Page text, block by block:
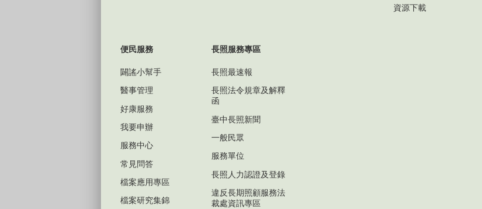
資源下載
便民服務
闢謠小幫手
醫事管理
好康服務
我要申辦
服務中心
常見問答
檔案應用專區
檔案研究集錦
長照服務專區
長照最速報
長照法令規章及解釋
函
臺中長照新聞
一般民眾
服務單位
長照人力認證及登錄
違反長期照顧服務法
裁處資訊專區